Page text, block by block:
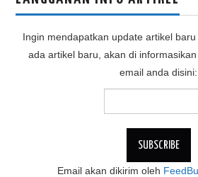
Ingin mendapatkan update artikel
ada artikel baru, akan di
email anda disini:
Email akan dikirim oleh